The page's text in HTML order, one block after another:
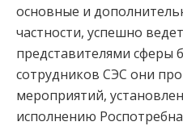
основные и
частности, успешно
представителями сферы
сотрудников СЭС они
мероприятий,
исполнению